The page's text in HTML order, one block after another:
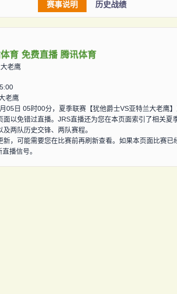
赛事说明 历史战绩
育 免费直播 腾讯体育
老鹰
老鹰
05日 05时00分，夏季联赛【犹他爵士VS亚特兰大老鹰
以免错过直播。JRS直播还为您在本页面索引了相关夏
两队历史交锋、两队赛程。
新，可能需要您在比赛前再刷新查看。如果本页面比赛
播信号。